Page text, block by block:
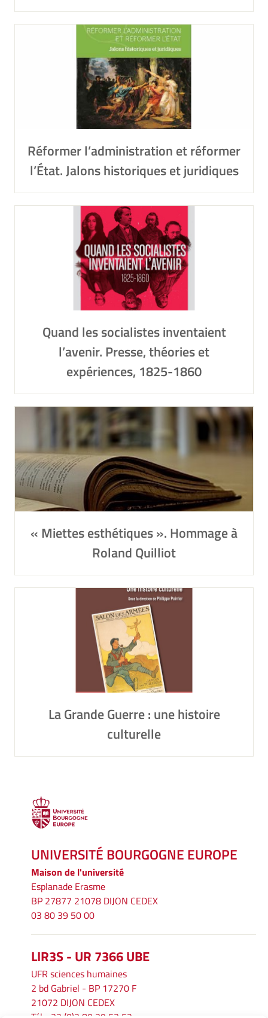
Réformer l’administration et réformer
l’État. Jalons historiques et juridiques
Quand les socialistes inventaient
l’avenir. Presse, théories et
expériences, 1825-1860
« Miettes esthétiques ». Hommage à
Roland Quilliot
La Grande Guerre : une histoire
culturelle
UNIVERSITÉ BOURGOGNE EUROPE
Maison de l'université
Esplanade Erasme
BP 27877 21078 DIJON CEDEX
03 80 39 50 00
LIR3S - UR 7366 UBE
UFR sciences humaines
2 bd Gabriel - BP 17270 F
21072 DIJON CEDEX